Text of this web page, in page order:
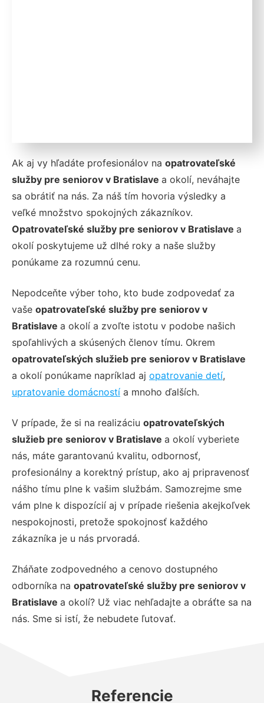
Ak aj vy hľadáte profesionálov na opatrovateľské
služby pre seniorov v Bratislave a okolí, neváhajte
sa obrátiť na nás. Za náš tím hovoria výsledky a
veľké množstvo spokojných zákazníkov.
Opatrovateľské služby pre seniorov v Bratislave a
okolí poskytujeme už dlhé roky a naše služby
ponúkame za rozumnú cenu.
Nepodceňte výber toho, kto bude zodpovedať za
vaše opatrovateľské služby pre seniorov v
Bratislave a okolí a zvoľte istotu v podobe našich
spoľahlivých a skúsených členov tímu. Okrem
opatrovateľských služieb pre seniorov v Bratislave
a okolí ponúkame napríklad aj opatrovanie detí,
upratovanie domácností a mnoho ďalších.
V prípade, že si na realizáciu opatrovateľských
služieb pre seniorov v Bratislave a okolí vyberiete
nás, máte garantovanú kvalitu, odbornosť,
profesionálny a korektný prístup, ako aj pripravenosť
nášho tímu plne k vašim službám. Samozrejme sme
vám plne k dispozícií aj v prípade riešenia akejkoľvek
nespokojnosti, pretože spokojnosť každého
zákazníka je u nás prvoradá.
Zháňate zodpovedného a cenovo dostupného
odborníka na opatrovateľské služby pre seniorov v
Bratislave a okolí? Už viac nehľadajte a obráťte sa na
nás. Sme si istí, že nebudete ľutovať.
Referencie